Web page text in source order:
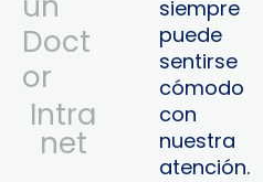
Doct
or
Intra
Net
siempre
puede
sentirse
cómodo
con
nuestra
atención.